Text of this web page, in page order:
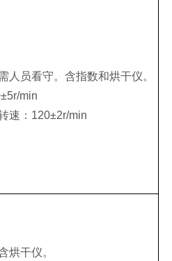
人员看守。含指数和烘干仪。
min
速：120±2r/min
烘干仪。